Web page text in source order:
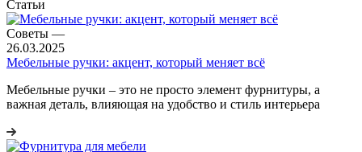
Статьи
Советы —
26.03.2025
Мебельные ручки: акцент, который меняет всё
Мебельные ручки – это не просто элемент фурнитуры, а
важная деталь, влияющая на удобство и стиль интерьера